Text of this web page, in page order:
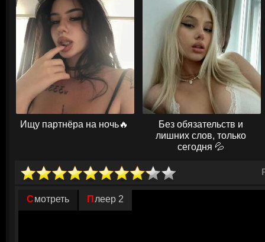
Ищу партнёра на ночь🔥
Без обязательств и
лишних слов, только
сегодня 💦
Смотреть Плеер 2